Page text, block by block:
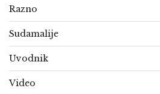
Razno
Sudamalije
Uvodnik
Video